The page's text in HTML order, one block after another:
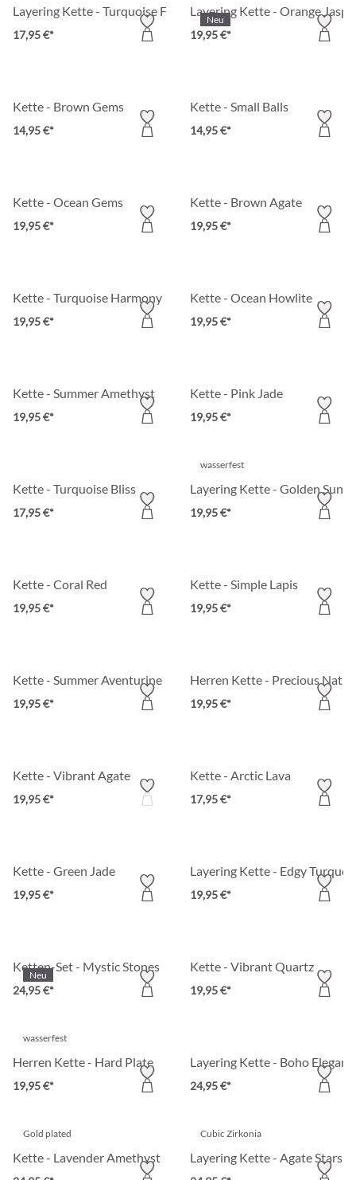
Layering Kette - Turquoise Flow
17,95 €*
Neu
Layering Kette - Orange
19,95 €*
Kette - Brown Gems
14,95 €*
Kette - Small Balls
14,95 €*
Kette - Ocean Gems
19,95 €*
Kette - Brown Agate
19,95 €*
Kette - Turquoise Harmony
19,95 €*
Kette - Ocean Howlite
19,95 €*
Kette - Summer Amethyst
19,95 €*
Kette - Pink Jade
19,95 €*
Kette - Turquoise Bliss
17,95 €*
wasserfest
Layering Kette - Golden
19,95 €*
Kette - Coral Red
19,95 €*
Kette - Simple Lapis
19,95 €*
Kette - Summer Aventurine
19,95 €*
Herren Kette - Precious
19,95 €*
Kette - Vibrant Agate
19,95 €*
Kette - Arctic Lava
17,95 €*
Kette - Green Jade
19,95 €*
Layering Kette - Edgy
19,95 €*
Neu
Ketten-Set - Mystic Stones
24,95 €*
Kette - Vibrant Quartz
19,95 €*
wasserfest
Herren Kette - Hard Plate
19,95 €*
Layering Kette - Boho
24,95 €*
Gold plated
Kette - Lavender Amethyst
Cubic Zirkonia
Layering Kette - Agate Stars